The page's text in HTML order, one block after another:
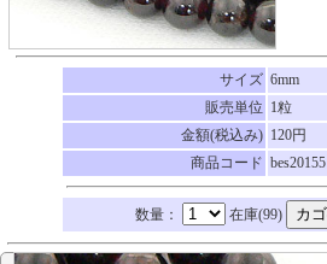
サイズ 6mm
販売単位 1粒
金額(税込み) 120円
商品コード bes20155
数量： 在庫(99)